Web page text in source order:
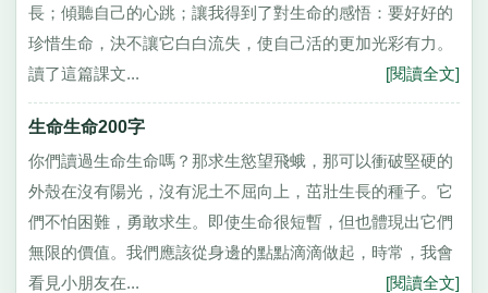
長；傾聽自己的心跳；讓我得到了對生命的感悟：要好好的
珍惜生命，決不讓它白白流失，使自己活的更加光彩有力。
讀了這篇課文...
[閱讀全文]
生命生命200字
你們讀過生命生命嗎？那求生慾望飛蛾，那可以衝破堅硬的
外殼在沒有陽光，沒有泥土不屈向上，茁壯生長的種子。它
們不怕困難，勇敢求生。即使生命很短暫，但也體現出它們
無限的價值。我們應該從身邊的點點滴滴做起，時常，我會
看見小朋友在...
[閱讀全文]